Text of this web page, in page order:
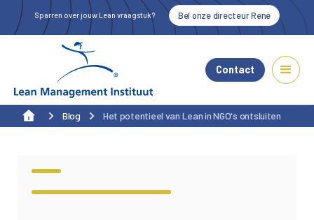
Sparren over jouw Lean vraagstuk? Bel onze directeur René
Contact
Blog Het potentieel van Lean in NGO's ontsluiten
Alle blogs